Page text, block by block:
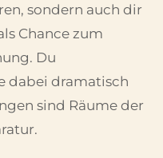
sondern auch dir
Chance zum
Du
dabei dramatisch
sind Räume der